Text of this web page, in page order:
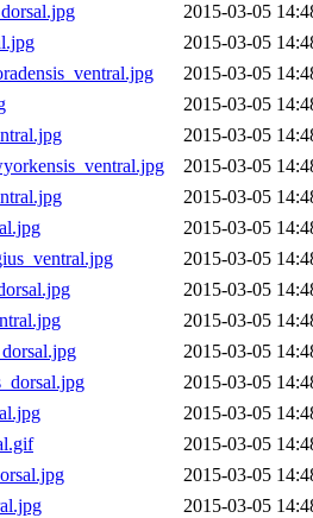
2015-03-05
2015-03-05
2015-03-05
2015-03-05
2015-03-05
2015-03-05
2015-03-05
2015-03-05
2015-03-05
2015-03-05
2015-03-05
2015-03-05
2015-03-05
2015-03-05
2015-03-05
2015-03-05
2015-03-05